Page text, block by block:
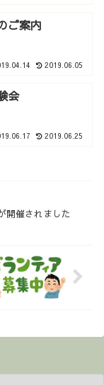
ご案内
2019.06.05
会
2019.06.25
開催されました